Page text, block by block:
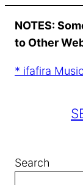
content
NOTES:
to Other
* ifafira Music
Search